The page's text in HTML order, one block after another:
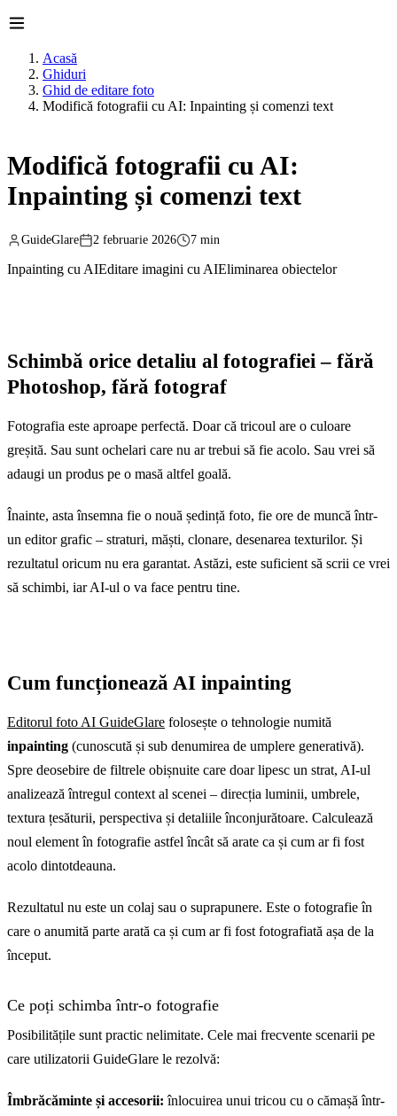
Acasă
Ghiduri
Ghid de editare foto
Modifică fotografii cu AI: Inpainting și comenzi text
Modifică fotografii cu AI:
Inpainting și comenzi text
GuideGlare 2 februarie 2026 7 min
Inpainting cu AIEditare imagini cu AIEliminarea obiectelor
Schimbă orice detaliu al fotografiei – fără
Photoshop, fără fotograf
Fotografia este aproape perfectă. Doar că tricoul are o culoare
greșită. Sau sunt ochelari care nu ar trebui să fie acolo. Sau vrei să
adaugi un produs pe o masă altfel goală.
Înainte, asta însemna fie o nouă ședință foto, fie ore de muncă într-
un editor grafic – straturi, măști, clonare, desenarea texturilor. Și
rezultatul oricum nu era garantat. Astăzi, este suficient să scrii ce vrei
să schimbi, iar AI-ul o va face pentru tine.
Cum funcționează AI inpainting
Editorul foto AI GuideGlare folosește o tehnologie numită
inpainting (cunoscută și sub denumirea de umplere generativă).
Spre deosebire de filtrele obișnuite care doar lipesc un strat, AI-ul
analizează întregul context al scenei – direcția luminii, umbrele,
textura țesăturii, perspectiva și detaliile înconjurătoare. Calculează
noul element în fotografie astfel încât să arate ca și cum ar fi fost
acolo dintotdeauna.
Rezultatul nu este un colaj sau o suprapunere. Este o fotografie în
care o anumită parte arată ca și cum ar fi fost fotografiată așa de la
început.
Ce poți schimba într-o fotografie
Posibilitățile sunt practic nelimitate. Cele mai frecvente scenarii pe
care utilizatorii GuideGlare le rezolvă:
Îmbrăcăminte și accesorii: înlocuirea unui tricou cu o cămașă într-